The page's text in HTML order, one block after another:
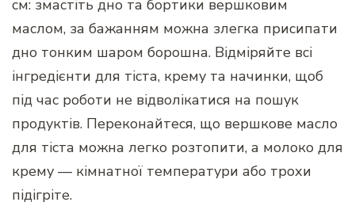
см: змастіть дно та бортики вершковим
маслом, за бажанням можна злегка присипати
дно тонким шаром борошна. Відміряйте всі
інгредієнти для тіста, крему та начинки, щоб
під час роботи не відволікатися на пошук
продуктів. Переконайтеся, що вершкове масло
для тіста можна легко розтопити, а молоко для
крему — кімнатної температури або трохи
підігріте.